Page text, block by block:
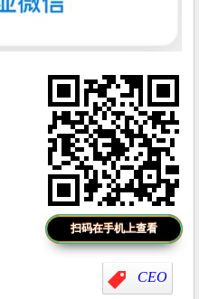
扫码在手机上查看
CEO